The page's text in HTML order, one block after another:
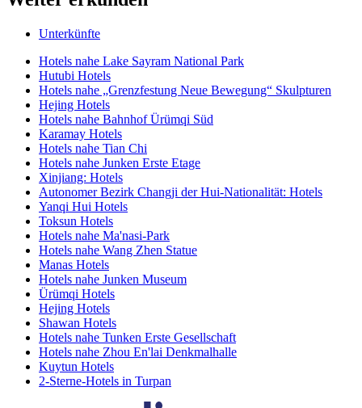
Unterkünfte
Hotels nahe Lake Sayram National Park
Hutubi Hotels
Hotels nahe „Grenzfestung Neue Bewegung“ Skulpturen
Hejing Hotels
Hotels nahe Bahnhof Ürümqi Süd
Karamay Hotels
Hotels nahe Tian Chi
Hotels nahe Junken Erste Etage
Xinjiang: Hotels
Autonomer Bezirk Changji der Hui-Nationalität: Hotels
Yanqi Hui Hotels
Toksun Hotels
Hotels nahe Ma'nasi-Park
Hotels nahe Wang Zhen Statue
Manas Hotels
Hotels nahe Junken Museum
Ürümqi Hotels
Hejing Hotels
Shawan Hotels
Hotels nahe Tunken Erste Gesellschaft
Hotels nahe Zhou En'lai Denkmalhalle
Kuytun Hotels
2-Sterne-Hotels in Turpan